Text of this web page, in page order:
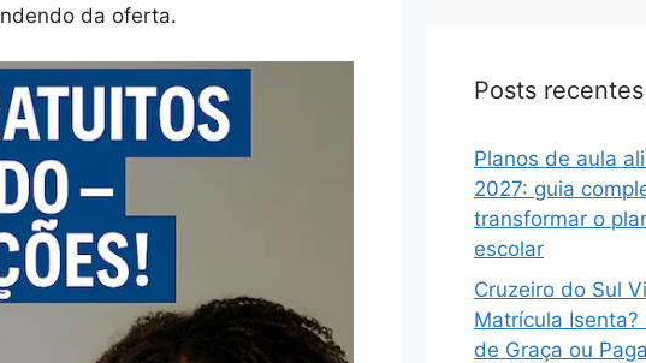
da oferta.
Posts recentes
Planos de aula
2027: guia
transformar o
escolar
Cruzeiro do Sul
Matrícula Isenta?
de Graça ou